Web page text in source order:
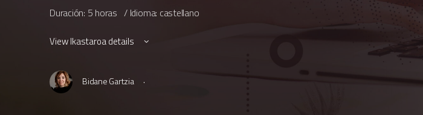
Duración: 5 horas / Idioma: castellano
View Ikastaroa details
Bidane Gartzia ·